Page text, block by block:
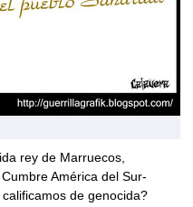
rey de Marruecos,
América del Sur-
de genocida?